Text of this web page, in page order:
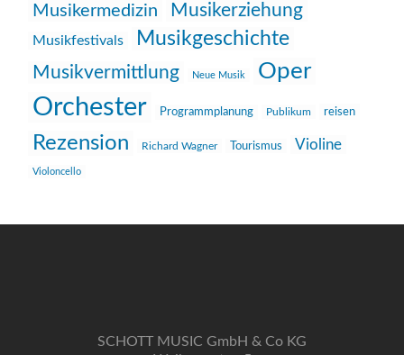
Musikermedizin Musikerziehung
Musikfestivals Musikgeschichte
Musikvermittlung Neue Musik Oper
Orchester Programmplanung Publikum reisen
Rezension Richard Wagner Tourismus Violine
Violoncello
SCHOTT MUSIC GmbH & Co KG